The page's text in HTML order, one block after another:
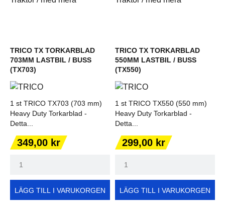
TRICO TX TORKARBLAD
703MM LASTBIL / BUSS
(TX703)
1 st TRICO TX703 (703 mm)
Heavy Duty Torkarblad -
Detta...
Pris
349,00 kr
LÄGG TILL I VARUKORGEN
TRICO TX TORKARBLAD
550MM LASTBIL / BUSS
(TX550)
1 st TRICO TX550 (550 mm)
Heavy Duty Torkarblad -
Detta...
Pris
299,00 kr
LÄGG TILL I VARUKORGEN